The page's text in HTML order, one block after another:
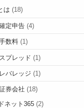
は (18)
定申告(4)
数料(1)
プレッド (1)
バレッジ (1)
券会社 (18)
ネット365 (2)